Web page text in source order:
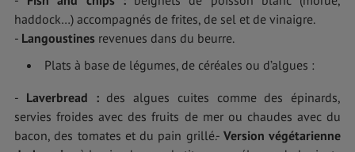
haddock…) accompagnés de frites, de sel et de vinaigre.
- Langoustines revenues dans du beurre.
Plats à base de légumes, de céréales ou d’algues :
- Laverbread :des algues cuites comme des épinards,
servies froides avec des fruits de mer ou chaudes avec du
bacon, des tomates et du pain grillé.- Version végétarienne